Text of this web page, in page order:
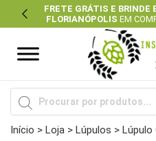
FRETE GRÁTIS E BRINDE
FLORIANÓPOLIS EM
Previous
Pesquisar
produtos
Início > Loja > Lúpulos > Lúpulo